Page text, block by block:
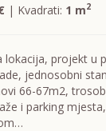
| Kvadrati: 1 m2
lokacija, projekt u
jednosobni
66-67m2,
i parking